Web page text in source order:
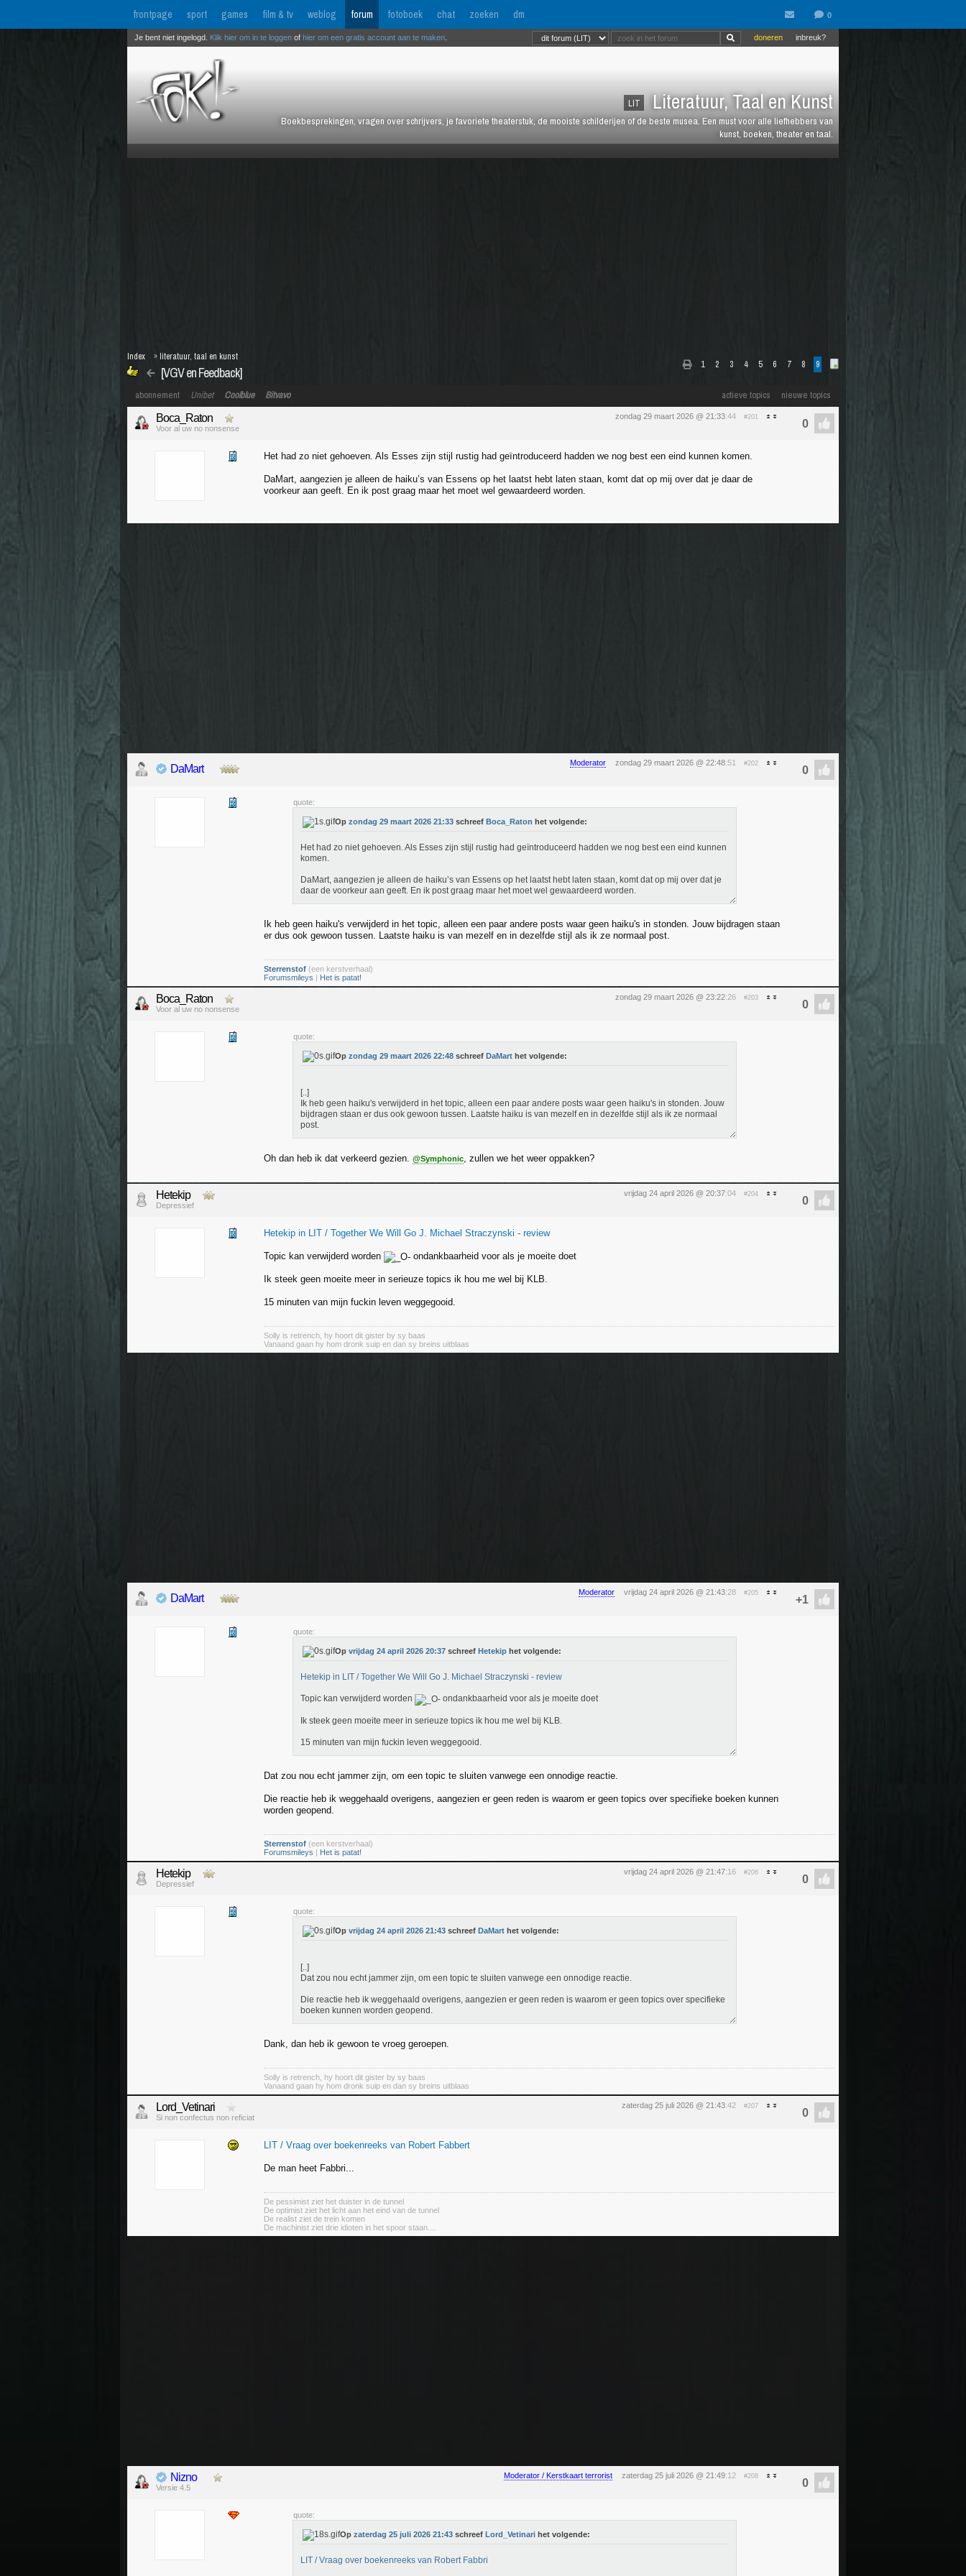
frontpage sport games film & tv weblog forum fotoboek chat zoeken dm
LIT Literatuur, Taal en Kunst
Boekbesprekingen, vragen over schrijvers, je favoriete theaterstuk, de mooiste schilderijen of de beste musea. Een must voor alle liefhebbers van
kunst, boeken, theater en taal.
inbreuk?
doneren
Je bent niet ingelogd. Klik hier om in te loggen of hier om een gratis account aan te maken
1 2 3 4 5 6 7 8 9
[VGV en Feedback]
Index » literatuur, taal en kunst
actieve topics nieuwe topics
abonnement Unibet Coolblue Bitvavo
zondag 29 maart 2026 @ 21:33:44 #201
Boca_Raton
Voor al uw no nonsense
Het had zo niet gehoeven. Als Esses zijn stijl rustig had geïntroduceerd hadden we nog best een eind kunnen komen.
DaMart, aangezien je alleen de haiku’s van Essens op het laatst hebt laten staan, komt dat op mij over dat je daar de
voorkeur aan geeft. En ik post graag maar het moet wel gewaardeerd worden.
Moderator zondag 29 maart 2026 @ 22:48:51 #202
DaMart
quote:
Op zondag 29 maart 2026 21:33 schreef Boca_Raton het volgende:
Het had zo niet gehoeven. Als Esses zijn stijl rustig had geïntroduceerd hadden we nog best een eind kunnen
komen.
DaMart, aangezien je alleen de haiku’s van Essens op het laatst hebt laten staan, komt dat op mij over dat je
daar de voorkeur aan geeft. En ik post graag maar het moet wel gewaardeerd worden.
Ik heb geen haiku's verwijderd in het topic, alleen een paar andere posts waar geen haiku's in stonden. Jouw bijdragen staan
er dus ook gewoon tussen. Laatste haiku is van mezelf en in dezelfde stijl als ik ze normaal post.
Sterrenstof (een kerstverhaal)
Forumsmileys | Het is patat!
zondag 29 maart 2026 @ 23:22:26 #203
Boca_Raton
Voor al uw no nonsense
quote:
Op zondag 29 maart 2026 22:48 schreef DaMart het volgende:
[..]
Ik heb geen haiku's verwijderd in het topic, alleen een paar andere posts waar geen haiku's in stonden. Jouw
bijdragen staan er dus ook gewoon tussen. Laatste haiku is van mezelf en in dezelfde stijl als ik ze normaal
post.
Oh dan heb ik dat verkeerd gezien. @Symphonic, zullen we het weer oppakken?
vrijdag 24 april 2026 @ 20:37:04 #204
Hetekip
Depressief
Hetekip in LIT / Together We Will Go J. Michael Straczynski - review
Topic kan verwijderd worden ondankbaarheid voor als je moeite doet
Ik steek geen moeite meer in serieuze topics ik hou me wel bij KLB.
15 minuten van mijn fuckin leven weggegooid.
Solly is retrench, hy hoort dit gister by sy baas
Vanaand gaan hy hom dronk suip en dan sy breins uitblaas
Moderator vrijdag 24 april 2026 @ 21:43:28 #205
DaMart
quote:
Op vrijdag 24 april 2026 20:37 schreef Hetekip het volgende:
Hetekip in LIT / Together We Will Go J. Michael Straczynski - review
Topic kan verwijderd worden ondankbaarheid voor als je moeite doet
Ik steek geen moeite meer in serieuze topics ik hou me wel bij KLB.
15 minuten van mijn fuckin leven weggegooid.
Dat zou nou echt jammer zijn, om een topic te sluiten vanwege een onnodige reactie.
Die reactie heb ik weggehaald overigens, aangezien er geen reden is waarom er geen topics over specifieke boeken kunnen
worden geopend.
Sterrenstof (een kerstverhaal)
Forumsmileys | Het is patat!
vrijdag 24 april 2026 @ 21:47:16 #206
Hetekip
Depressief
quote:
Op vrijdag 24 april 2026 21:43 schreef DaMart het volgende:
[..]
Dat zou nou echt jammer zijn, om een topic te sluiten vanwege een onnodige reactie.
Die reactie heb ik weggehaald overigens, aangezien er geen reden is waarom er geen topics over specifieke
boeken kunnen worden geopend.
Dank, dan heb ik gewoon te vroeg geroepen.
Solly is retrench, hy hoort dit gister by sy baas
Vanaand gaan hy hom dronk suip en dan sy breins uitblaas
zaterdag 25 juli 2026 @ 21:43:42 #207
Lord_Vetinari
Si non confectus non reficiat
LIT / Vraag over boekenreeks van Robert Fabbert
De man heet Fabbri...
De pessimist ziet het duister in de tunnel
De optimist ziet het licht aan het eind van de tunnel
De realist ziet de trein komen
De machinist ziet drie idioten in het spoor staan....
Moderator / Kerstkaart terrorist zaterdag 25 juli 2026 @ 21:49:12 #208
Nizno
Versie 4.5
quote:
Op zaterdag 25 juli 2026 21:43 schreef Lord_Vetinari het volgende:
LIT / Vraag over boekenreeks van Robert Fabbri